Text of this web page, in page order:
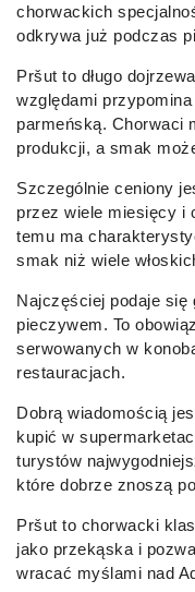
chorwackich
odkrywa już podczas
Pršut to długo
względami
parmeńską. Chorwaci
produkcji, a smak
Szczególnie ceniony
przez wiele miesięcy i
temu ma
smak niż wiele
Najczęściej podaje
pieczywem. To
serwowanych w
restauracjach.
Dobrą wiadomością
kupić w
turystów
które dobrze znoszą
Pršut to chorwacki
jako przekąska i
wracać myślami nad